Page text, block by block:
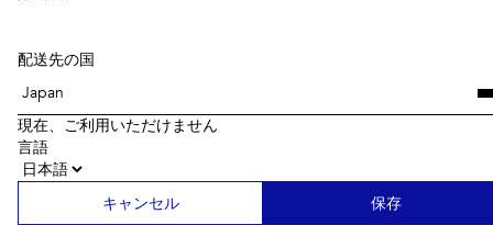
Getting Skin Ready®
ゼオスキンヘルスはシンプルな３ステップを提供します。
配送先の国
現在、ご利用いただけません
言語
キャンセル 保存